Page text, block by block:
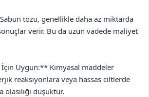
tozu, genellikle daha az miktarda
verir. Bu da uzun vadede maliyet
Uygun:** Kimyasal maddeler
reaksiyonlara veya hassas ciltlerde
düşüktür.